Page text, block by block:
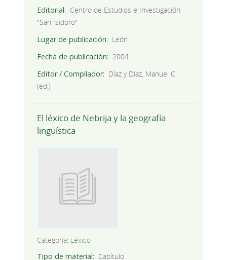
Editorial
Centro de Estudios e Investigación
"San Isidoro"
Lugar de publicación
León
Fecha de publicación
2004
Editor / Compilador
Díaz y Díaz, Manuel C.
(ed.)
El léxico de Nebrija y la geografía
lingüística
Categoría: Léxico
Tipo de material
Capítulo